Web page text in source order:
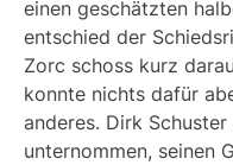
einen geschätzten
entschied der
Zorc schoss kurz
konnte nichts dafür
anderes. Dirk
unternommen, seinen